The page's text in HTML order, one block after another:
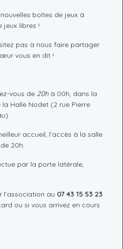
boîtes de jeux à
jeux libres !
pas à nous faire partager
vous en dit !
vous de 20h à 00h, dans la
Halle Nodet (2 rue Pierre
accueil, l’accès à la salle
20h.
par la porte latérale,
l’association au 07 43 15 53 23
ou si vous arrivez en cours